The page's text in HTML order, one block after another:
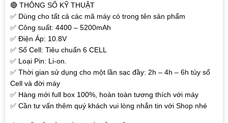
🔴 THÔNG SỐ KỸ THUẬT
✅ Dùng cho tất cả các mã máy có trong tên sản phẩm
✅ Công suất: 4400 – 5200mAh
✅ Điện Áp: 10.8V
✅ Số Cell: Tiêu chuẩn 6 CELL
✅ Loại Pin: Li-on.
✅ Thời gian sử dụng cho một lần sạc đầy: 2h – 4h – 6h tùy số
Cell và đời máy
✅ Hàng mới full box 100%, hoàn toàn tương thích với máy
✅ Cần tư vấn thêm quý khách vui lòng nhắn tin với Shop nhé